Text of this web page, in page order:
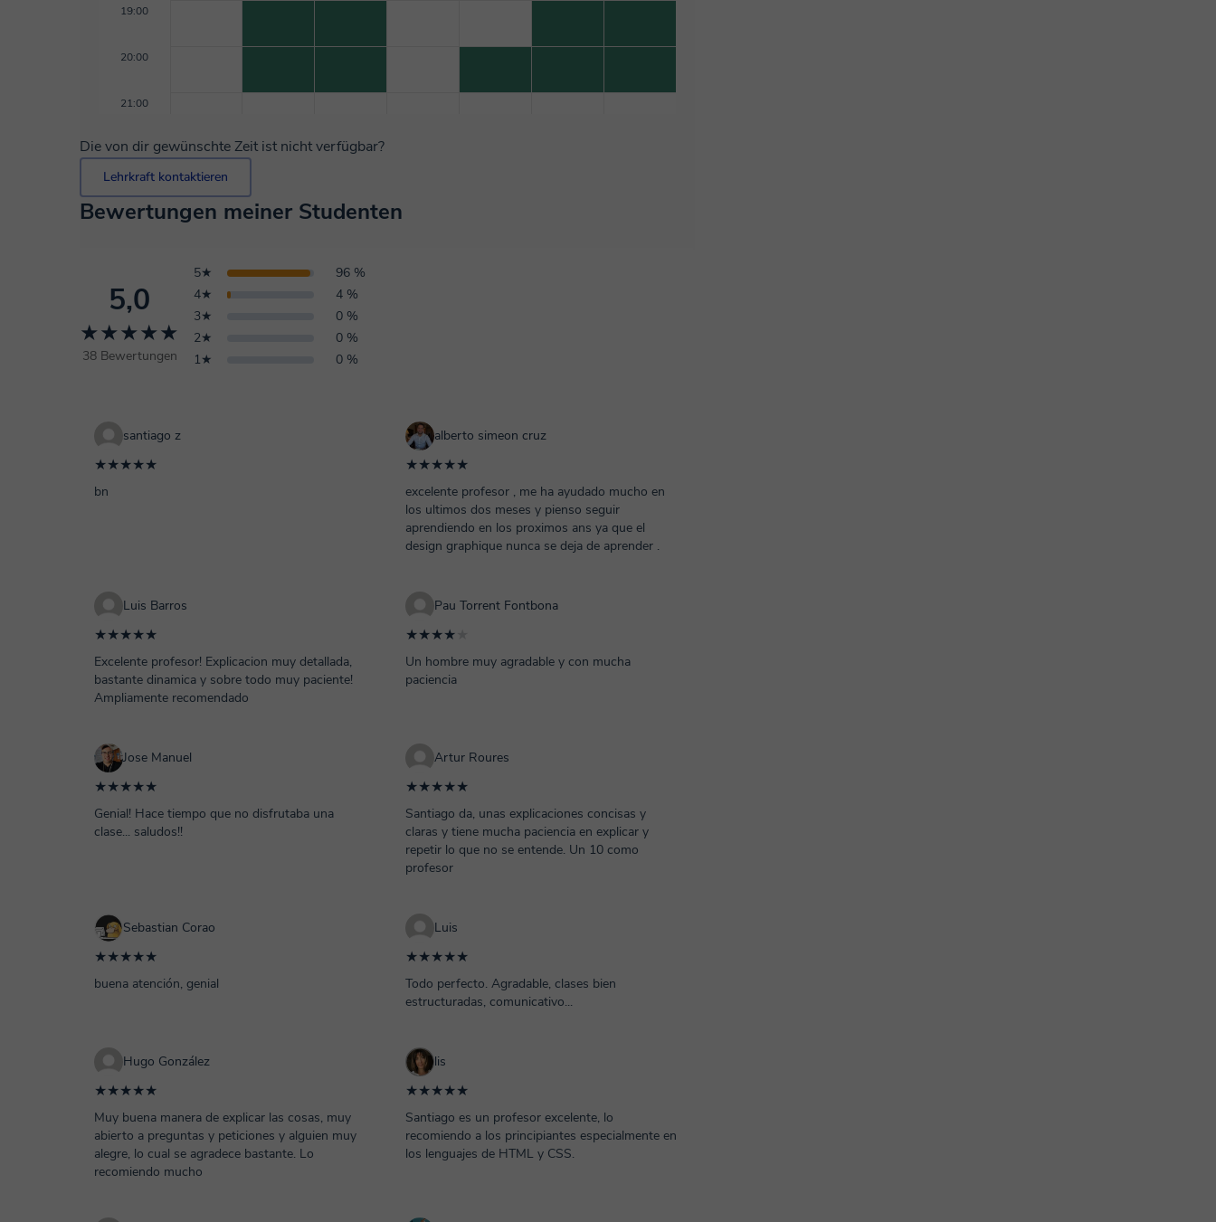
19:00
20:00
21:00
Die von dir gewünschte Zeit ist nicht verfügbar?
Lehrkraft kontaktieren
Bewertungen meiner Studenten
5,0
★★★★★
38 Bewertungen
5★
96 %
4★
4 %
3★
0 %
2★
0 %
1★
0 %
santiago z
★★★★★
bn
alberto simeon cruz
★★★★★
excelente profesor , me ha ayudado mucho en
los ultimos dos meses y pienso seguir
aprendiendo en los proximos ans ya que el
design graphique nunca se deja de aprender .
Luis Barros
★★★★★
Excelente profesor! Explicacion muy detallada,
bastante dinamica y sobre todo muy paciente!
Ampliamente recomendado
Pau Torrent Fontbona
★★★★
Un hombre muy agradable y con mucha
paciencia
Jose Manuel
★★★★★
Genial! Hace tiempo que no disfrutaba una
clase... saludos!!
Artur Roures
★★★★★
Santiago da, unas explicaciones concisas y
claras y tiene mucha paciencia en explicar y
repetir lo que no se entende. Un 10 como
profesor
Sebastian Corao
★★★★★
buena atención, genial
Luis
★★★★★
Todo perfecto. Agradable, clases bien
estructuradas, comunicativo...
Hugo González
★★★★★
Muy buena manera de explicar las cosas, muy
abierto a preguntas y peticiones y alguien muy
alegre, lo cual se agradece bastante. Lo
recomiendo mucho
lis
★★★★★
Santiago es un profesor excelente, lo
recomiendo a los principiantes especialmente en
los lenguajes de HTML y CSS.